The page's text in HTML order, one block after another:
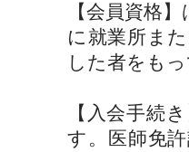
【会員資格
に就業所ま
した者をも
【入会手続
す。医師免